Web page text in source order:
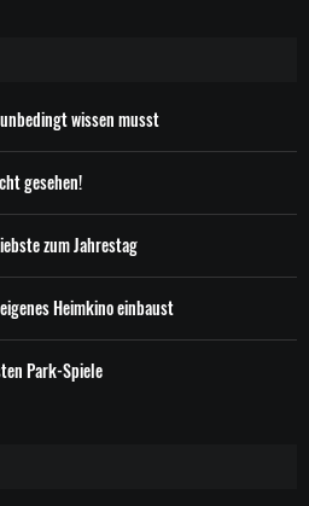
wissen musst
gesehen!
zum Jahrestag
Heimkino einbaust
Park-Spiele